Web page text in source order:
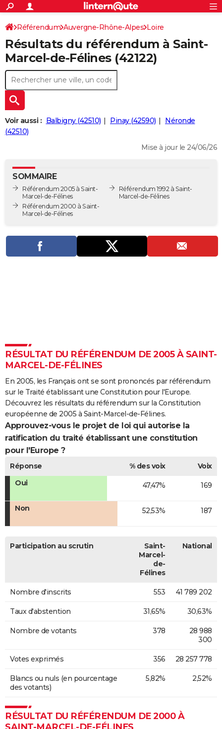
ACTUALITÉS
Politique
Société
Faits Divers
Education
Monde
Villes
+
SPORT
Coupe du monde 2026
Football
Tennis
Cyclisme
Rugby
Forum
Programme TV
TNT
Streaming
Cinéma
Sorties cinéma
Musique
+
FINANCE
Retraite
Impôts
Epargne
Immobilier
Risques naturels par ville
Banque
Assurance
Crédit
AUTO
Essais
Réserver un essai
Citadines
Berlines
SUV
Forum auto
+
HIGH-TECH
Mobiles
Meilleur smartphone
Internet
Ordinateurs
Jeux vidéo
Guide high-tech
+
BRICOLAGE
Guides de France
Escapades
Patrimoine
Expositions
Musées
Week-end nature
LIFESTYLE
Art de vivre
Bien-être
Loisirs
ModeModes de vie
SANTE
Alimentation
Guide de la santé
Maladies
Médicaments
Sommeil
VOYAGE
PHOTO
GUIDES D'ACHAT
COPAINS D'AVANT
FORUM
Bricolage
Lifestyle
Culture
Sport
Auto
Television
Voyage
Cinema
S'inscrire
Connexion
Référendum Auvergne-Rhône-Alpes Loire
Saint-Marcel-de-Félines
Résultats du référendum à Saint-
Marcel-de-Félines (42122)
Voir aussi : Balbigny (42510) Pinay (42590)
Néronde
(42510)
Mise à jour le 24/06/26
SOMMAIRE
Référendum 2005 à Saint-
Marcel-de-Félines
Référendum 2000 à Saint-
Marcel-de-Félines
Référendum 1992 à Saint-
Marcel-de-Félines
RÉSULTAT DU RÉFÉRENDUM DE 2005 À SAINT-
MARCEL-DE-FÉLINES
En 2005, les Français ont se sont prononcés par référendum
sur le Traité établissant une Constitution pour l'Europe.
Découvrez les résultats du référendum sur la Constitution
européenne de 2005 à Saint-Marcel-de-Félines.
Approuvez-vous le projet de loi qui autorise la
ratification du traité établissant une constitution
pour l'Europe ?
Réponse % des voix
Voix
Oui
47,47% 169
Non 52,53% 187
Participation au scrutin
Saint-
Marcel-
de-
Félines
National
Nombre d'inscrits 553 41 789 202
Taux d'abstention 31,65% 30,63%
Nombre de votants 378
28 988
300
Votes exprimés 356 28 257 778
Blancs ou nuls (en pourcentage
des votants)
5,82% 2,52%
RÉSULTAT DU RÉFÉRENDUM DE 2000 À